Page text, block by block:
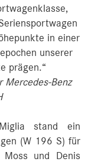
in einer
unserer
prägen.“
Mercedes-Benz
stand ein
(W 196 S) für
und Denis